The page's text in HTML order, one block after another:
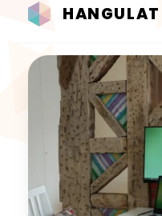
HANGULAT